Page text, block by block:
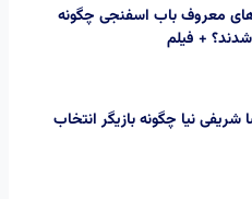
معروف باب اسفنجی چگونه
+ فیلم
نیا چگونه بازیگر انتخاب